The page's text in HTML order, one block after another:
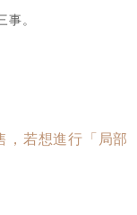
。
，若想進行「局部